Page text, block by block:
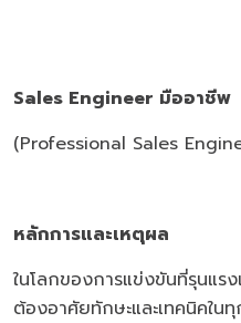
Sales Engineer มืออาชีพ
(Professional Sales
หลักการและเหตุผล
ในโลกของการแข่งขันที่รุนแ
ต้องอาศัยทักษะและเทคนิคใน